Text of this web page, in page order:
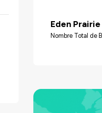
Eden Prairie
Nombre Total de